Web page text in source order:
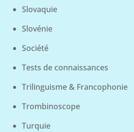
Slovaquie
Slovénie
Société
Tests de connaissances
Trilinguisme & Francophonie
Trombinoscope
Turquie